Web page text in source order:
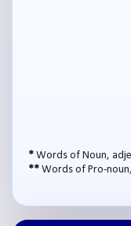
* Words of Noun,
** Words of Pro-